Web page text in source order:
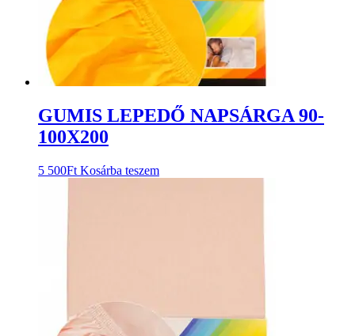
GUMIS LEPEDŐ NAPSÁRGA 90-
100X200
5 500Ft Kosárba teszem